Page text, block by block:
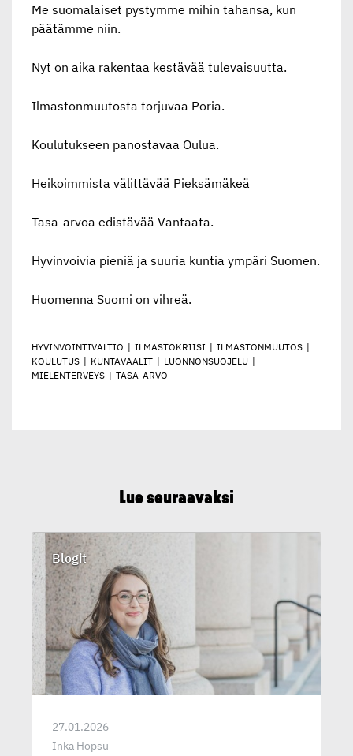
Me suomalaiset pystymme mihin tahansa, kun
päätämme niin.
Nyt on aika rakentaa kestävää tulevaisuutta.
Ilmastonmuutosta torjuvaa Poria.
Koulutukseen panostavaa Oulua.
Heikoimmista välittävää Pieksämäkeä
Tasa-arvoa edistävää Vantaata.
Hyvinvoivia pieniä ja suuria kuntia ympäri Suomen.
Huomenna Suomi on vihreä.
HYVINVOINTIVALTIO | ILMASTOKRIISI | ILMASTONMUUTOS |
KOULUTUS | KUNTAVAALIT | LUONNONSUOJELU |
MIELENTERVEYS | TASA-ARVO
Lue seuraavaksi
27.01.2026
Inka Hopsu
Blogit